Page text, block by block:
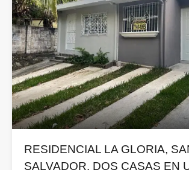
RESIDENCIAL LA GLORIA,
SALVADOR. DOS CASAS EN